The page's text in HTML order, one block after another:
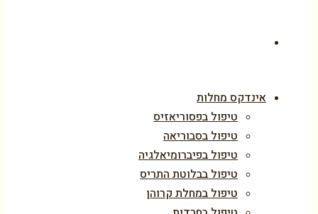
אינדקס מחלות
טיפול בפסוריאזיס
טיפול בסבוריאה
טיפול בפיברומיאלגיה
טיפול בבלוטת התריס
טיפול במחלת קרוהן